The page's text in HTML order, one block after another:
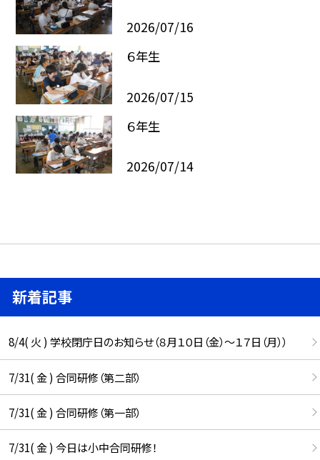
2026/07/16
６年生
2026/07/15
６年生
2026/07/14
新着記事
8/4( 火 ) 学校閉庁日のお知らせ（８月１０日（金）～１７日（月））
7/31( 金 ) 合同研修（第二部）
7/31( 金 ) 合同研修（第一部）
7/31( 金 ) 今日は小中合同研修！